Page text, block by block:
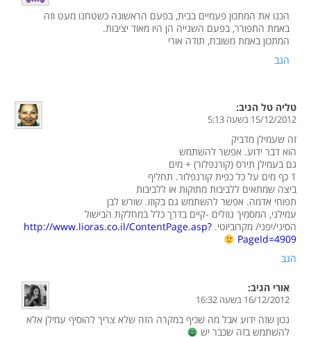
הכנו את המתכון פעמיים בבית, בפעם הראשונה כשטחנו מעט וזה
באמת התפורר, בפעם השנייה הן היו מאוד יציבות.
המתכון באמת משובח, תודה אורי
הגב
טליה טל הגיב:
15/12/2012 בשעה 5:13
זה שעמילן מדביק
הוא דבר ידוע. אפשר להשתמש
גם בעמילן תירס (קורנפלור) + מים
1 כף מים על כל כפית קורנפלור. תחליף
ביצה שמתאים ללביבות מתוקות או ללביבות
תפוחי אדמה. אפשר להשתמש גם בקוזו. שורש לבן
עמילני, המסמיך נוזלים -קיים בדרך כלל במחלקת הבישול
הסיני/יפני/ מקרוביוטי. http://www.lioras.co.il/ContentPage.asp?
PageId=4909
הגב
אורי הגיב:
16/12/2012 בשעה 16:32
נכון שזה ידוע אבל מה שכיף במקרה הזה שלא צריך להוסיף עמילן אלא
להשתמש בזה שכבר יש